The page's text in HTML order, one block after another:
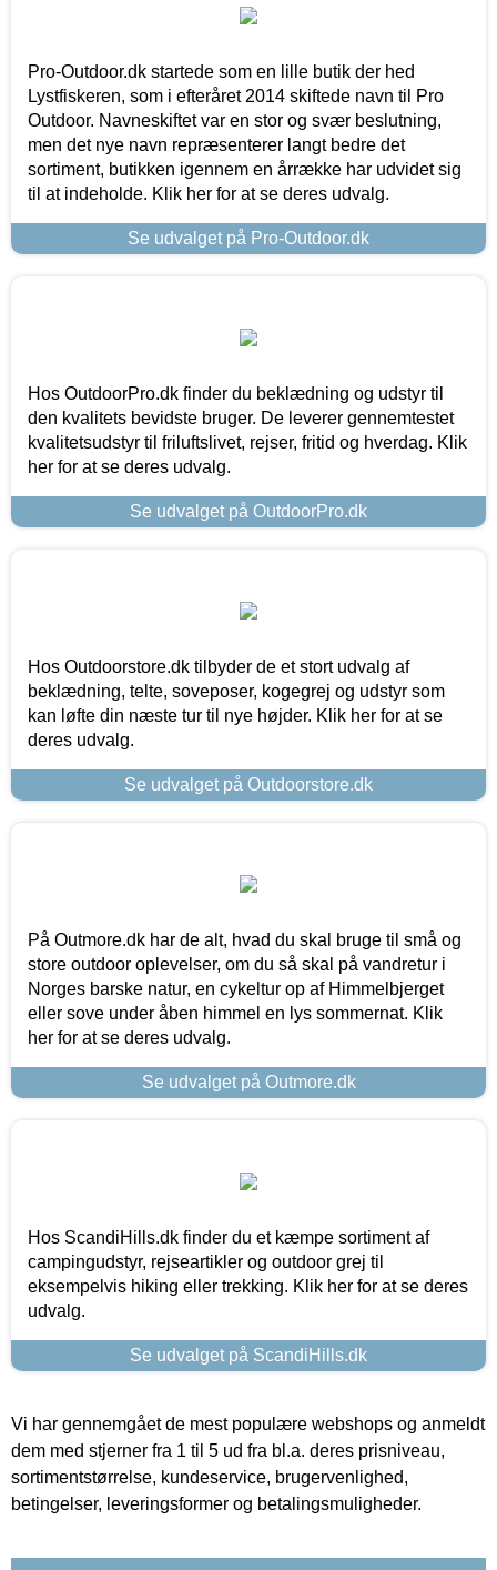
Pro-Outdoor.dk startede som en lille butik der hed
Lystfiskeren, som i efteråret 2014 skiftede navn til Pro
Outdoor. Navneskiftet var en stor og svær beslutning,
men det nye navn repræsenterer langt bedre det
sortiment, butikken igennem en årrække har udvidet sig
til at indeholde. Klik her for at se deres udvalg.
Se udvalget på Pro-Outdoor.dk
Hos OutdoorPro.dk finder du beklædning og udstyr til
den kvalitets bevidste bruger. De leverer gennemtestet
kvalitetsudstyr til friluftslivet, rejser, fritid og hverdag. Klik
her for at se deres udvalg.
Se udvalget på OutdoorPro.dk
Hos Outdoorstore.dk tilbyder de et stort udvalg af
beklædning, telte, soveposer, kogegrej og udstyr som
kan løfte din næste tur til nye højder. Klik her for at se
deres udvalg.
Se udvalget på Outdoorstore.dk
På Outmore.dk har de alt, hvad du skal bruge til små og
store outdoor oplevelser, om du så skal på vandretur i
Norges barske natur, en cykeltur op af Himmelbjerget
eller sove under åben himmel en lys sommernat. Klik
her for at se deres udvalg.
Se udvalget på Outmore.dk
Hos ScandiHills.dk finder du et kæmpe sortiment af
campingudstyr, rejseartikler og outdoor grej til
eksempelvis hiking eller trekking. Klik her for at se deres
udvalg.
Se udvalget på ScandiHills.dk
Vi har gennemgået de mest populære webshops og anmeldt
dem med stjerner fra 1 til 5 ud fra bl.a. deres prisniveau,
sortimentstørrelse, kundeservice, brugervenlighed,
betingelser, leveringsformer og betalingsmuligheder.